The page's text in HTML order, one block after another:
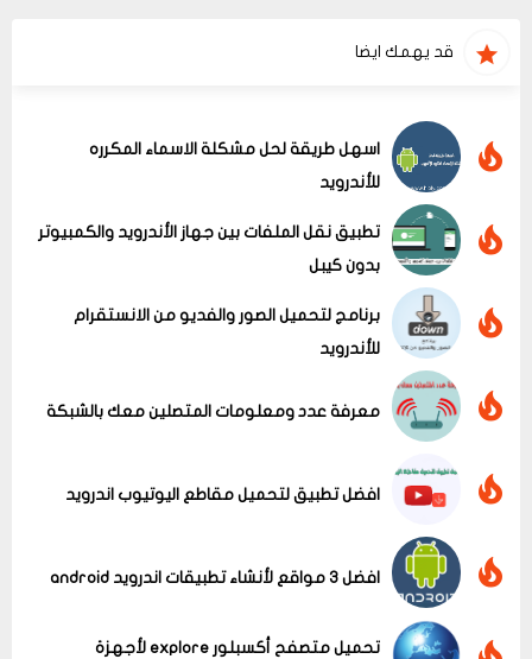
قد يهمك ايضا
اسهل طريقة لحل مشكلة الاسماء المكرره
للأندرويد
تطبيق نقل الملفات بين جهاز الأندرويد والكمبيوتر
بدون كيبل
برنامج لتحميل الصور والفديو من الانستقرام
للأندرويد
معرفة عدد ومعلومات المتصلين معك بالشبكة
افضل تطبيق لتحميل مقاطع اليوتيوب اندرويد
افضل 3 مواقع لأنشاء تطبيقات اندرويد android
تحميل متصفح أكسبلور explore لأجهزة